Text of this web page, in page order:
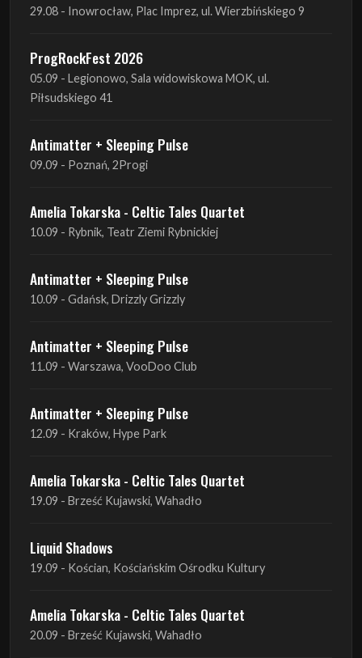
Antimatter + Sleeping Pulse
09.09 - Poznań, 2Progi
Amelia Tokarska - Celtic Tales Quartet
10.09 - Rybnik, Teatr Ziemi Rybnickiej
Antimatter + Sleeping Pulse
Antimatter + Sleeping Pulse
11.09 - Warszawa, VooDoo Club
Antimatter + Sleeping Pulse
12.09 - Kraków, Hype Park
Amelia Tokarska - Celtic Tales Quartet
19.09 - Brześć Kujawski, Wahadło
Liquid Shadows
19.09 - Kościan, Kościańskim Ośrodku Kultury
Amelia Tokarska - Celtic Tales Quartet
20.09 - Brześć Kujawski, Wahadło
Red Sand